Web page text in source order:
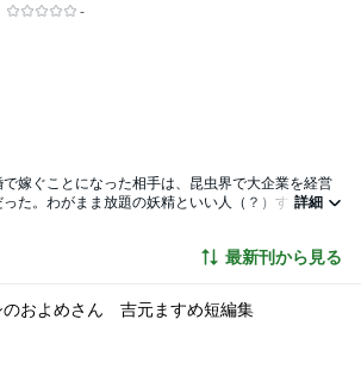
-
嫁ぐことになった相手は、昆虫界で大企業を経営
た。わがまま放題の妖精といい人（？）すぎるイ
詳細
最新刊から見る
のおよめさん 吉元ますめ短編集